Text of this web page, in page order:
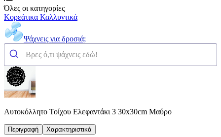
Όλες οι κατηγορίες
Κορεάτικα Καλλυντικά
Ψάχνεις για δροσιά;
Αυτοκόλλητο Τοίχου Ελεφαντάκι 3 30x30cm Μαύρο
Περιγραφή Χαρακτηριστικά